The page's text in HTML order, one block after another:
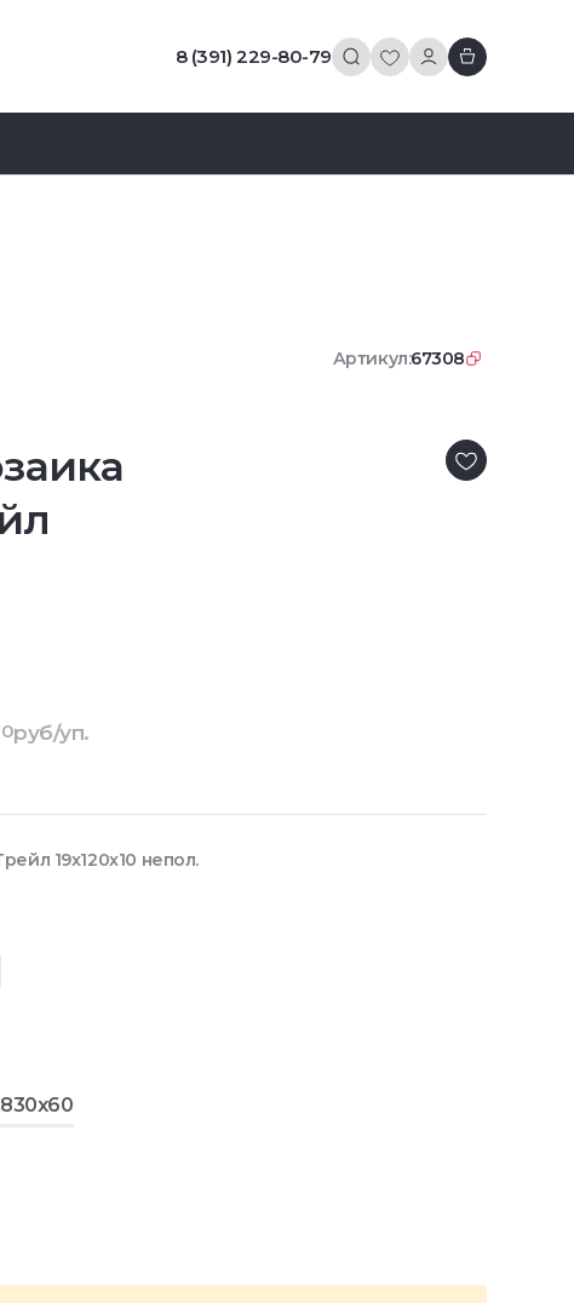
8 (391) 229-80-79
Артикул:67308
30x60
руб/уп.
19x120x10 непол.